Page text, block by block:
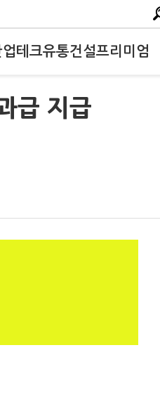
테크유통건설프리미엄
급 지급